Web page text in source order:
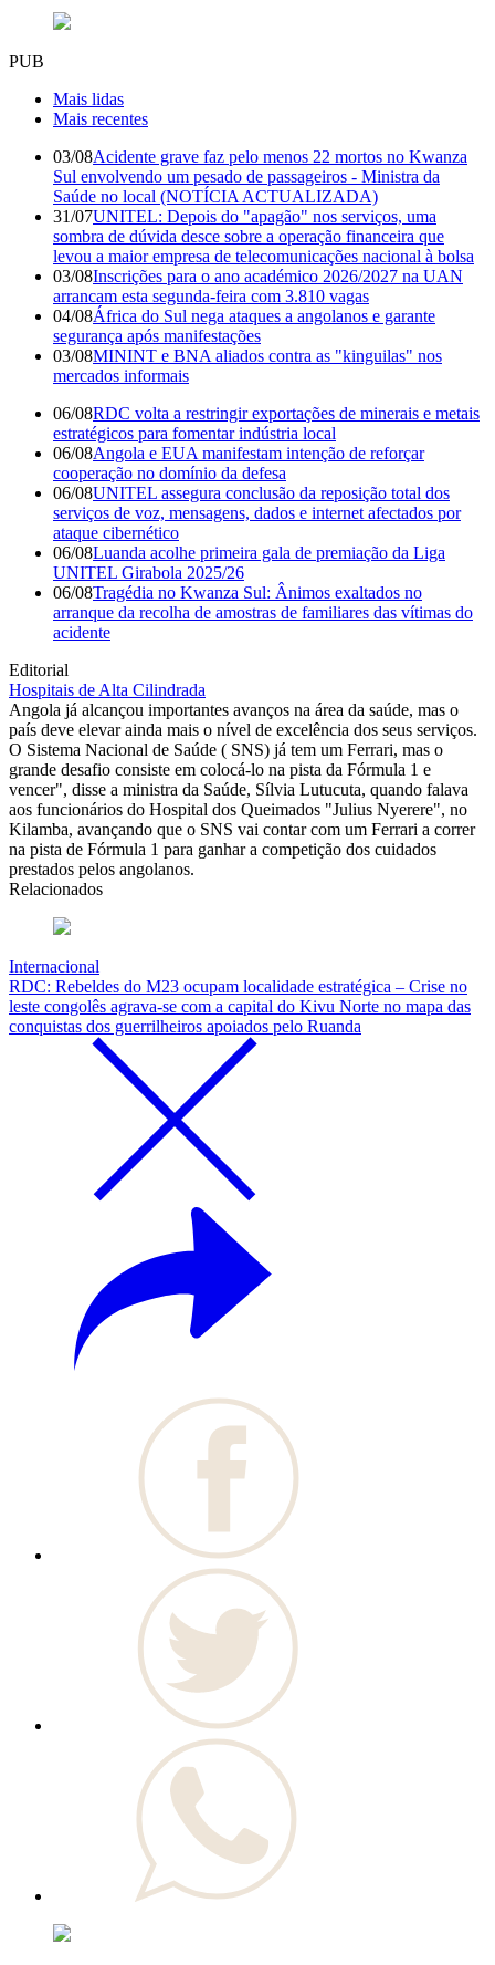
PUB
Mais lidas
Mais recentes
03/08Acidente grave faz pelo menos 22 mortos no Kwanza
Sul envolvendo um pesado de passageiros - Ministra da
Saúde no local (NOTÍCIA ACTUALIZADA)
31/07UNITEL: Depois do "apagão" nos serviços, uma
sombra de dúvida desce sobre a operação financeira que
levou a maior empresa de telecomunicações nacional à bolsa
03/08Inscrições para o ano académico 2026/2027 na UAN
arrancam esta segunda-feira com 3.810 vagas
04/08África do Sul nega ataques a angolanos e garante
segurança após manifestações
03/08MININT e BNA aliados contra as "kinguilas" nos
mercados informais
06/08RDC volta a restringir exportações de minerais e metais
estratégicos para fomentar indústria local
06/08Angola e EUA manifestam intenção de reforçar
cooperação no domínio da defesa
06/08UNITEL assegura conclusão da reposição total dos
serviços de voz, mensagens, dados e internet afectados por
ataque cibernético
06/08Luanda acolhe primeira gala de premiação da Liga
UNITEL Girabola 2025/26
06/08Tragédia no Kwanza Sul: Ânimos exaltados no
arranque da recolha de amostras de familiares das vítimas do
acidente
Editorial
Hospitais de Alta Cilindrada
Angola já alcançou importantes avanços na área da saúde, mas o
país deve elevar ainda mais o nível de excelência dos seus serviços.
O Sistema Nacional de Saúde ( SNS) já tem um Ferrari, mas o
grande desafio consiste em colocá-lo na pista da Fórmula 1 e
vencer", disse a ministra da Saúde, Sílvia Lutucuta, quando falava
aos funcionários do Hospital dos Queimados "Julius Nyerere", no
Kilamba, avançando que o SNS vai contar com um Ferrari a correr
na pista de Fórmula 1 para ganhar a competição dos cuidados
prestados pelos angolanos.
Relacionados
Internacional
RDC: Rebeldes do M23 ocupam localidade estratégica – Crise no
leste congolês agrava-se com a capital do Kivu Norte no mapa das
conquistas dos guerrilheiros apoiados pelo Ruanda